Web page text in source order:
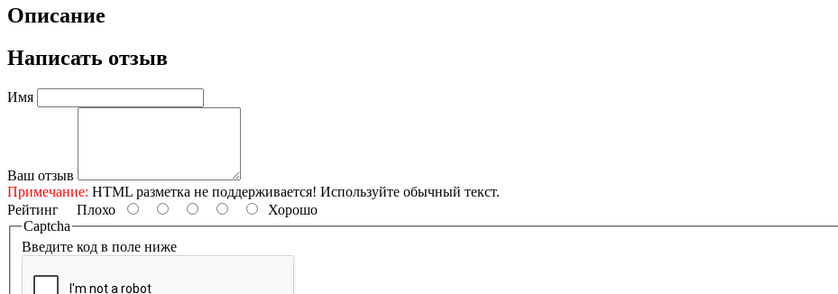
Описание
Написать отзыв
Имя
Ваш отзыв
Примечание: HTML разметка не поддерживается! Используйте обычный текст.
Рейтинг Плохо
Хорошо
Captcha
Введите код в поле ниже